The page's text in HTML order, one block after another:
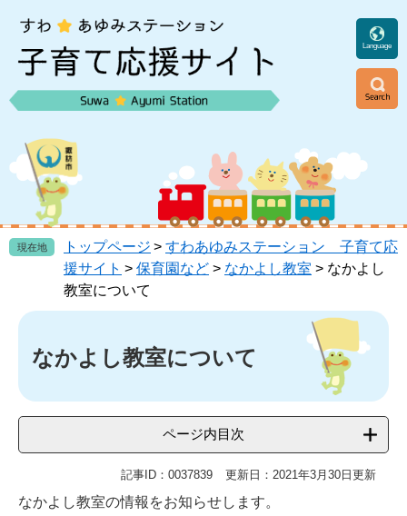
頭
。
飛
て
ニ
Language
現在地 トップページ > すわあゆみステーション 子育て応
援サイト > 保育園など > なかよし教室 > なかよし
教室について
本
なかよし教室について
ページ内目次
記事ID：0037839 更新日：2021年3月30日更新
なかよし教室の情報をお知らせします。